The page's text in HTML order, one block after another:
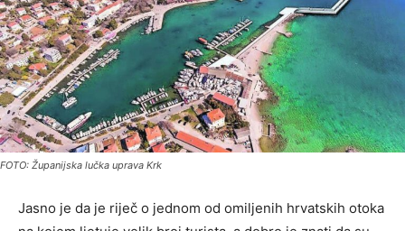
FOTO: Županijska lučka uprava Krk
Jasno je da je riječ o jednom od omiljenih hrvatskih otoka